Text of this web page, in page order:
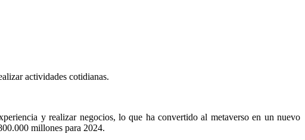
actividades cotidianas.
y realizar negocios, lo que ha convertido al metaverso en un nuevo
millones para 2024.